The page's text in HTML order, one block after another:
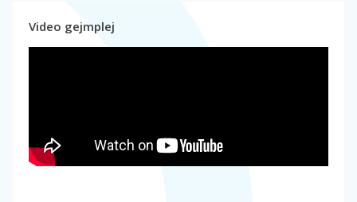
Video gejmplej